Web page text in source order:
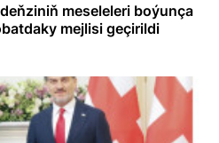
meseleleri boýunça
mejlisi geçirildi